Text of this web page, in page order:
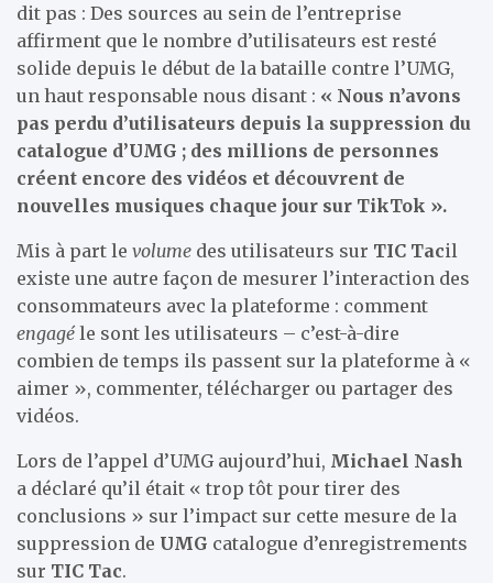
dit pas : Des sources au sein de l’entreprise
affirment que le nombre d’utilisateurs est resté
solide depuis le début de la bataille contre l’UMG,
un haut responsable nous disant : « Nous n’avons
pas perdu d’utilisateurs depuis la suppression du
catalogue d’UMG ; des millions de personnes
créent encore des vidéos et découvrent de
nouvelles musiques chaque jour sur TikTok ».
Mis à part le volume des utilisateurs sur TIC Tacil
existe une autre façon de mesurer l’interaction des
consommateurs avec la plateforme : comment
engagé le sont les utilisateurs – c’est-à-dire
combien de temps ils passent sur la plateforme à «
aimer », commenter, télécharger ou partager des
vidéos.
Lors de l’appel d’UMG aujourd’hui, Michael Nash
a déclaré qu’il était « trop tôt pour tirer des
conclusions » sur l’impact sur cette mesure de la
suppression de UMG catalogue d’enregistrements
sur TIC Tac.